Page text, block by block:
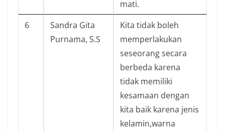
mati.
6
Sandra Gita
Purnama, S.S
Kita tidak boleh
memperlakukan
seseorang secara
berbeda karena
tidak memiliki
kesamaan dengan
kita baik karena jenis
kelamin,warna